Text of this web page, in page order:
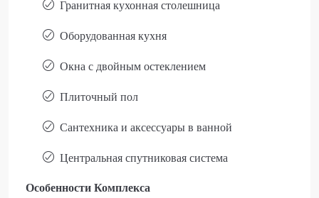
Гранитная кухонная столешница
Оборудованная кухня
Окна с двойным остеклением
Плиточный пол
Сантехника и аксессуары в ванной
Центральная спутниковая система
Особенности Комплекса